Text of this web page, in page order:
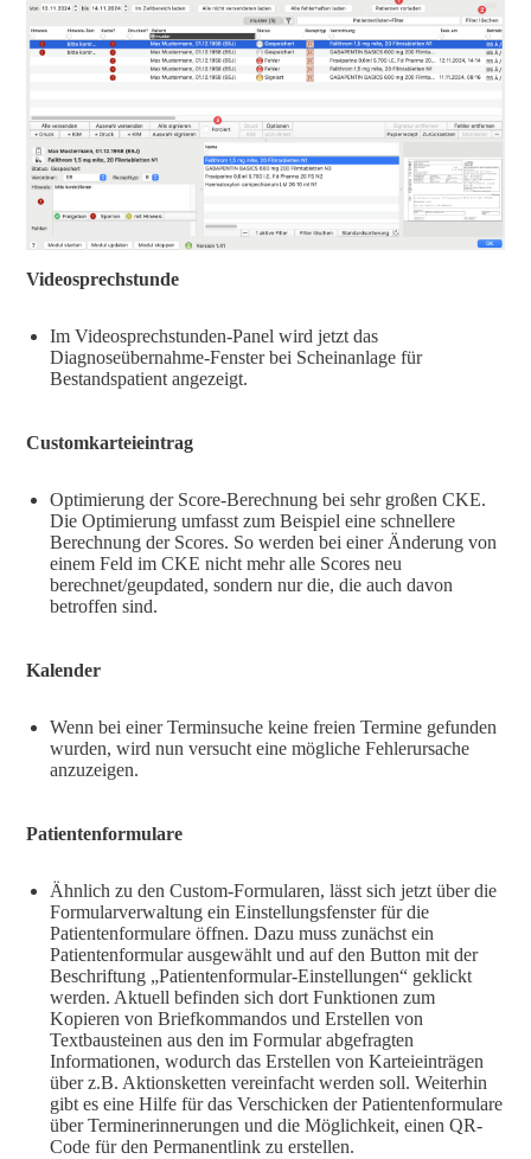
Videosprechstunde
Im Videosprechstunden-Panel wird jetzt das
Diagnoseübernahme-Fenster bei Scheinanlage für
Bestandspatient angezeigt.
Customkarteieintrag
Optimierung der Score-Berechnung bei sehr großen CKE.
Die Optimierung umfasst zum Beispiel eine schnellere
Berechnung der Scores. So werden bei einer Änderung von
einem Feld im CKE nicht mehr alle Scores neu
berechnet/geupdated, sondern nur die, die auch davon
betroffen sind.
Kalender
Wenn bei einer Terminsuche keine freien Termine gefunden
wurden, wird nun versucht eine mögliche Fehlerursache
anzuzeigen.
Patientenformulare
Ähnlich zu den Custom-Formularen, lässt sich jetzt über die
Formularverwaltung ein Einstellungsfenster für die
Patientenformulare öffnen. Dazu muss zunächst ein
Patientenformular ausgewählt und auf den Button mit der
Beschriftung „Patientenformular-Einstellungen“ geklickt
werden. Aktuell befinden sich dort Funktionen zum
Kopieren von Briefkommandos und Erstellen von
Textbausteinen aus den im Formular abgefragten
Informationen, wodurch das Erstellen von Karteieinträgen
über z.B. Aktionsketten vereinfacht werden soll. Weiterhin
gibt es eine Hilfe für das Verschicken der Patientenformulare
über Terminerinnerungen und die Möglichkeit, einen QR-
Code für den Permanentlink zu erstellen.